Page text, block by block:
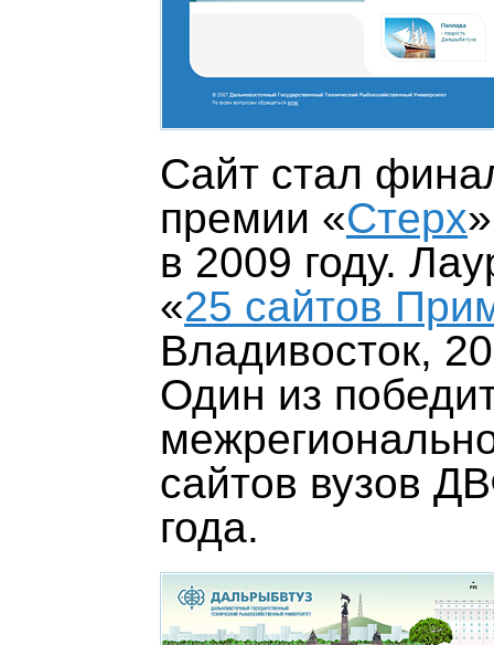
Сайт стал
премии «Стерх
в 2009 году.
«25 сайтов
Владивосток,
Один из
сайтов вузов
года.